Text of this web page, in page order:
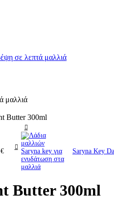
Butter 300ml
€ Saryna Key
Butter 300ml